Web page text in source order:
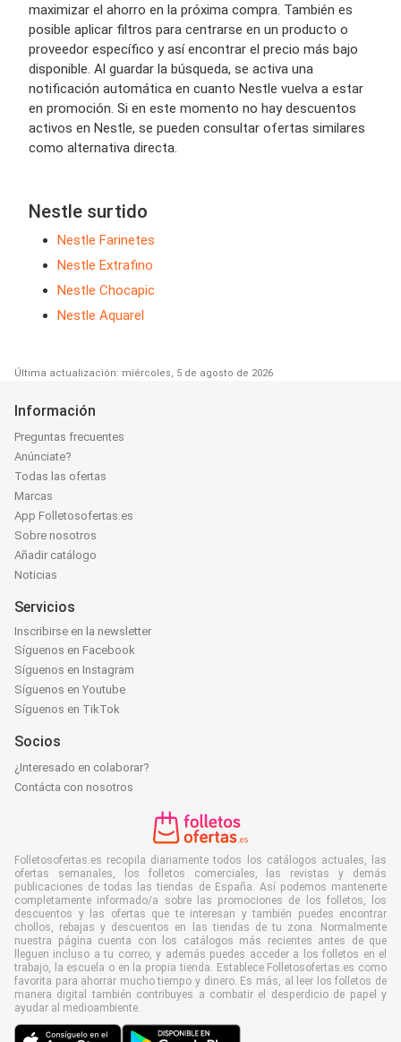
maximizar el ahorro en la próxima compra. También es
posible aplicar filtros para centrarse en un producto o
proveedor específico y así encontrar el precio más bajo
disponible. Al guardar la búsqueda, se activa una
notificación automática en cuanto Nestle vuelva a estar
en promoción. Si en este momento no hay descuentos
activos en Nestle, se pueden consultar ofertas similares
como alternativa directa.
Nestle surtido
Nestle Farinetes
Nestle Extrafino
Nestle Chocapic
Nestle Aquarel
Última actualización: miércoles, 5 de agosto de 2026
Información
Preguntas frecuentes
Anúnciate?
Todas las ofertas
Marcas
App Folletosofertas.es
Sobre nosotros
Añadir catálogo
Noticias
Servicios
Inscribirse en la newsletter
Síguenos en Facebook
Síguenos en Instagram
Síguenos en Youtube
Síguenos en TikTok
Socios
¿Interesado en colaborar?
Contácta con nosotros
Folletosofertas.es recopila diariamente todos los catálogos actuales, las
ofertas semanales, los folletos comerciales, las revistas y demás
publicaciones de todas las tiendas de España. Así podemos mantenerte
completamente informado/a sobre las promociones de los folletos, los
descuentos y las ofertas que te interesan y también puedes encontrar
chollos, rebajas y descuentos en las tiendas de tu zona. Normalmente
nuestra página cuenta con los catálogos más recientes antes de que
lleguen incluso a tu correo, y además puedes acceder a los folletos en el
trabajo, la escuela o en la propia tienda. Establece Folletosofertas.es como
favorita para ahorrar mucho tiempo y dinero. Es más, al leer los folletos de
manera digital también contribuyes a combatir el desperdicio de papel y
ayudar al medioambiente.